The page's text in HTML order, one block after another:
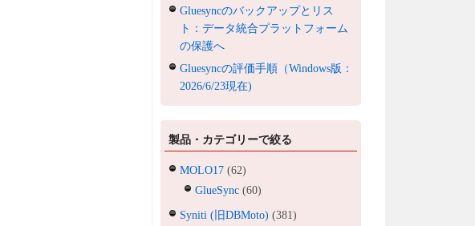
Gluesyncのバックアップとリス
ト：データ統合プラットフォーム
の保護へ
Gluesyncの評価手順（Windows版：
2026/6/23現在)
製品・カテゴリーで絞る
MOLO17 (62)
GlueSync (60)
Syniti (旧DBMoto) (381)